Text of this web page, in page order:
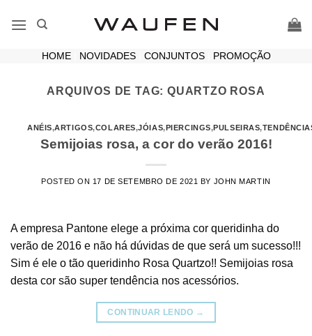
HOME| NOVIDADES| CONJUNTOS| PROMOÇÃO
ARQUIVOS DE TAG: QUARTZO ROSA
ANÉIS,ARTIGOS,COLARES,JÓIAS,PIERCINGS,PULSEIRAS,
Semijoias rosa, a cor do verão 2016!
POSTED ON 17 DE SETEMBRO DE 2021 BY JOHN MARTIN
A empresa Pantone elege a próxima cor queridinha do
verão de 2016 e não há dúvidas de que será um sucesso!!!
Sim é ele o tão queridinho Rosa Quartzo!! Semijoias rosa
desta cor são super tendência nos acessórios.
CONTINUAR LENDO →